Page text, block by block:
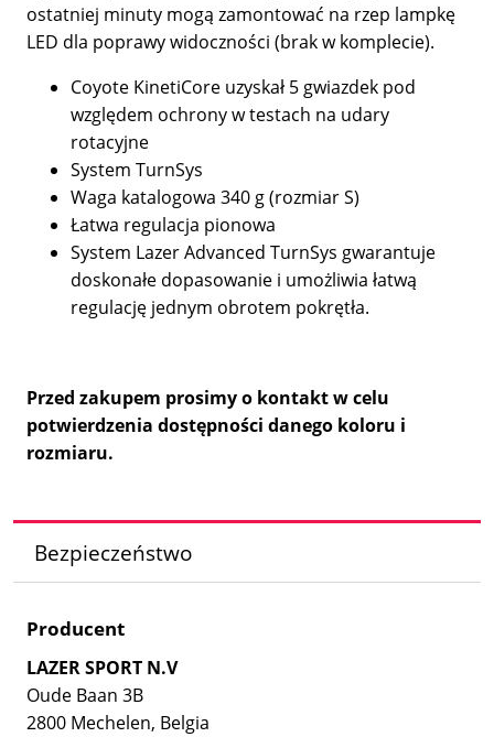
ostatniej minuty mogą zamontować na rzep lampkę
LED dla poprawy widoczności (brak w komplecie).
Coyote KinetiCore uzyskał 5 gwiazdek pod
względem ochrony w testach na udary
rotacyjne
System TurnSys
Waga katalogowa 340 g (rozmiar S)
Łatwa regulacja pionowa
System Lazer Advanced TurnSys gwarantuje
doskonałe dopasowanie i umożliwia łatwą
regulację jednym obrotem pokrętła.
Przed zakupem prosimy o kontakt w celu
potwierdzenia dostępności danego koloru i
rozmiaru.
Bezpieczeństwo
Producent
LAZER SPORT N.V
Oude Baan 3B
2800 Mechelen, Belgia